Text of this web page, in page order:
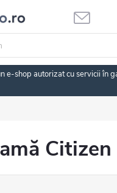
e-shop autorizat cu servicii în
Citizen